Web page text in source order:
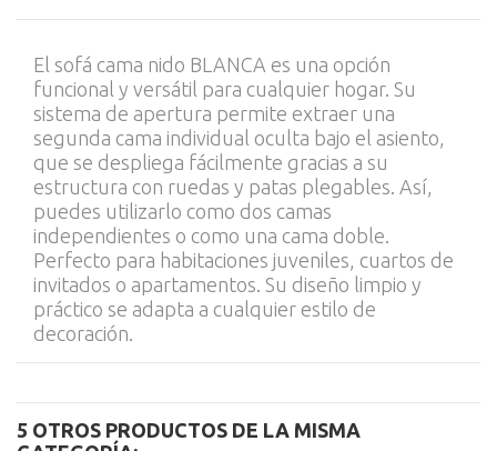
El sofá cama nido BLANCA es una opción
funcional y versátil para cualquier hogar. Su
sistema de apertura permite extraer una
segunda cama individual oculta bajo el asiento,
que se despliega fácilmente gracias a su
estructura con ruedas y patas plegables. Así,
puedes utilizarlo como dos camas
independientes o como una cama doble.
Perfecto para habitaciones juveniles, cuartos de
invitados o apartamentos. Su diseño limpio y
práctico se adapta a cualquier estilo de
decoración.
5 OTROS PRODUCTOS DE LA MISMA